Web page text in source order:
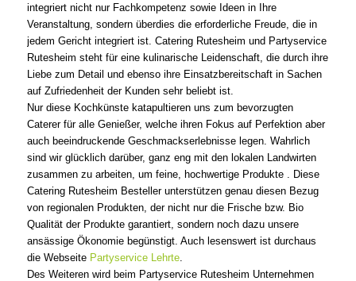
integriert nicht nur Fachkompetenz sowie Ideen in Ihre
Veranstaltung, sondern überdies die erforderliche Freude, die in
jedem Gericht integriert ist. Catering Rutesheim und Partyservice
Rutesheim steht für eine kulinarische Leidenschaft, die durch ihre
Liebe zum Detail und ebenso ihre Einsatzbereitschaft in Sachen
auf Zufriedenheit der Kunden sehr beliebt ist.
Nur diese Kochkünste katapultieren uns zum bevorzugten
Caterer für alle Genießer, welche ihren Fokus auf Perfektion aber
auch beeindruckende Geschmackserlebnisse legen. Wahrlich
sind wir glücklich darüber, ganz eng mit den lokalen Landwirten
zusammen zu arbeiten, um feine, hochwertige Produkte . Diese
Catering Rutesheim Besteller unterstützen genau diesen Bezug
von regionalen Produkten, der nicht nur die Frische bzw. Bio
Qualität der Produkte garantiert, sondern noch dazu unsere
ansässige Ökonomie begünstigt. Auch lesenswert ist durchaus
die Webseite Partyservice Lehrte.
Des Weiteren wird beim Partyservice Rutesheim Unternehmen